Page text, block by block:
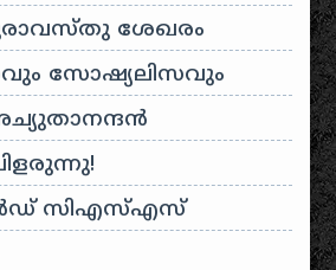
ശേഖരം
സോഷ്യലിസവും
സി‌എസ്‌എസ്